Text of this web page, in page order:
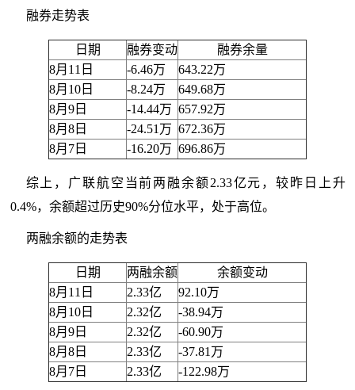
融券走势表
日期 融券变动
融券余量
8月11日
-6.46万
643.22万
8月10日
-8.24万
649.68万
8月9日
-14.44万 657.92万
8月8日
-24.51万 672.36万
8月7日
-16.20万 696.86万
综上，广联航空当前两融余额2.33亿元，较昨日上升
0.4%，余额超过历史90%分位水平，处于高位。
两融余额的走势表
日期 两融余额
余额变动
8月11日
2.33亿
92.10万
8月10日
2.32亿
-38.94万
8月9日
2.32亿
-60.90万
8月8日
2.33亿
-37.81万
8月7日
2.33亿 -122.98万